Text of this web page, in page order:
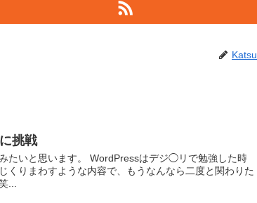
Katsu
挑戦
たいと思います。 WordPressはデジ◯リで勉強した時
くりまわすような内容で、もうなんなら二度と関わりた
...